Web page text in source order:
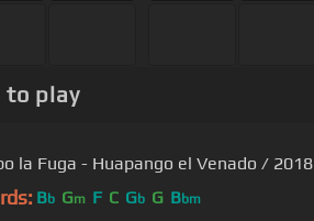
to play
la Fuga - Huapango el Venado / 2018
Bb Gm F C Gb G Bbm